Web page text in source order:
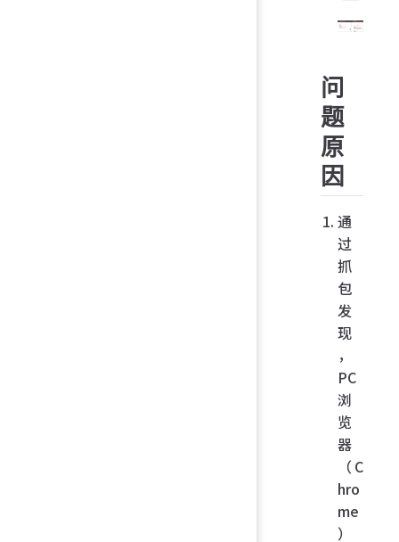
问
题
原
因
通
过
抓
包
发
现
，
PC
浏
览
器
（C
hro
me
）